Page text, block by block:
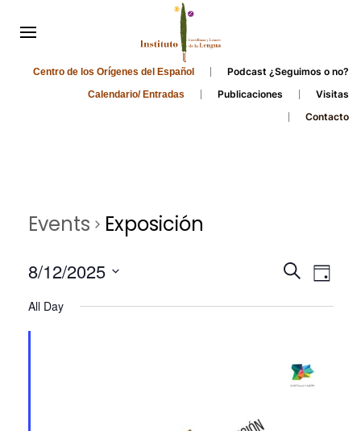
Centro de los Orígenes del Español Podcast ¿Seguimos o no?
Calendario/ Entradas Publicaciones
Visitas
Contacto
Events Exposición
Events
and
Search
Day
8/12/2025
date.
All Day